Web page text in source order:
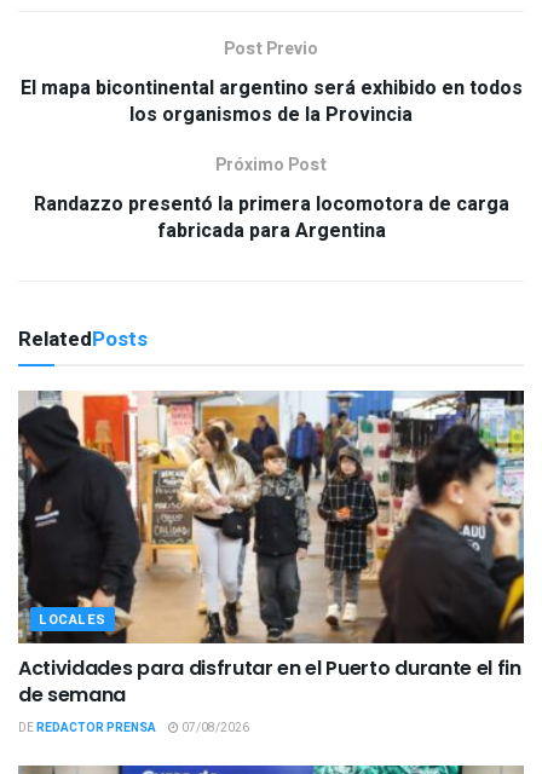
Post Previo
El mapa bicontinental argentino será exhibido en todos
los organismos de la Provincia
Próximo Post
Randazzo presentó la primera locomotora de carga
fabricada para Argentina
RelatedPosts
LOCALES
Actividades para disfrutar en el Puerto durante el fin
de semana
DEREDACTOR PRENSA 07/08/2026